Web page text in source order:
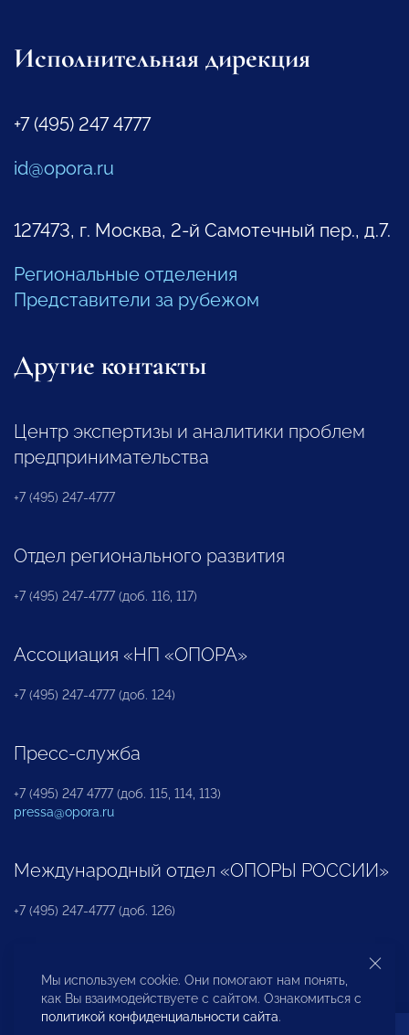
Исполнительная дирекция
+7 (495) 247 4777
id@opora.ru
127473, г. Москва, 2-й Самотечный пер., д.7.
Региональные отделения
Представители за рубежом
Другие контакты
Центр экспертизы и аналитики проблем
предпринимательства
+7 (495) 247-4777
Отдел регионального развития
+7 (495) 247-4777 (доб. 116, 117)
Ассоциация «НП «ОПОРА»
+7 (495) 247-4777 (доб. 124)
Пресс-служба
+7 (495) 247 4777 (доб. 115, 114, 113)
pressa@opora.ru
Международный отдел «ОПОРЫ РОССИИ»
+7 (495) 247-4777 (доб. 126)
Бюро по защите прав предпринимателей и
инвесторов
Мы используем cookie. Они помогают нам понять,
как Вы взаимодействуете с сайтом. Ознакомиться с
политикой конфиденциальности сайта.